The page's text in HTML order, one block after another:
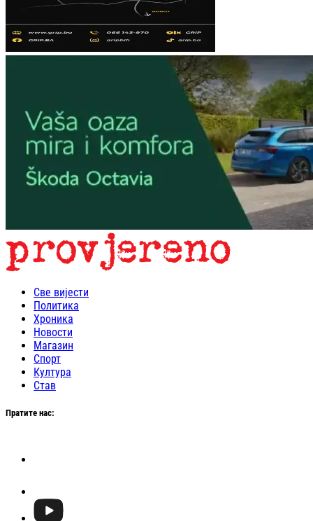
Све вијести
Политика
Хроника
Новости
Магазин
Спорт
Култура
Став
Пратите нас: